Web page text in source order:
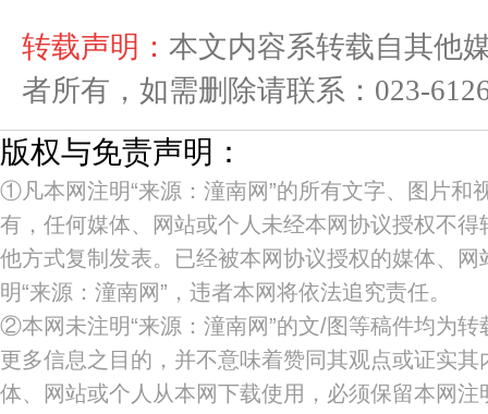
转载声明： 本文内容系转载自其他
者所有，如需删除请联系：023-
版权与免责声明：
①凡本网注明“来源：潼南网”的所有文字、图片和
有，任何媒体、网站或个人未经本网协议授权不
他方式复制发表。已经被本网协议授权的媒体、
明“来源：潼南网”，违者本网将依法追究责任。
②本网未注明“来源：潼南网”的文/图等稿件均为
更多信息之目的，并不意味着赞同其观点或证实
体、网站或个人从本网下载使用，必须保留本网注